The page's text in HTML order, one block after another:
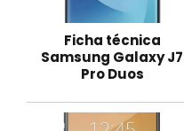
Ficha técnica
Samsung Galaxy J7
Pro Duos